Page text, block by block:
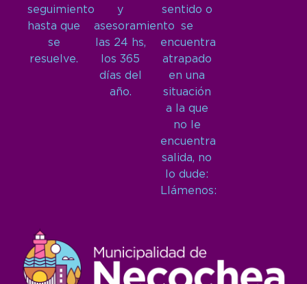
seguimiento
hasta que
se
resuelve.
y
asesoramiento
las 24 hs,
los 365
días del
año.
sentido o
se
encuentra
atrapado
en una
situación
a la que
no le
encuentra
salida, no
lo dude:
Llámenos: